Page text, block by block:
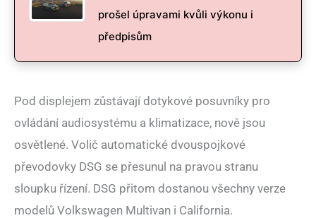
prošel úpravami kvůli výkonu i
předpisům
Pod displejem zůstávají dotykové posuvníky pro
ovládání audiosystému a klimatizace, nově jsou
osvětlené. Volič automatické dvouspojkové
převodovky DSG se přesunul na pravou stranu
sloupku řízení. DSG přitom dostanou všechny verze
modelů Volkswagen Multivan i California.